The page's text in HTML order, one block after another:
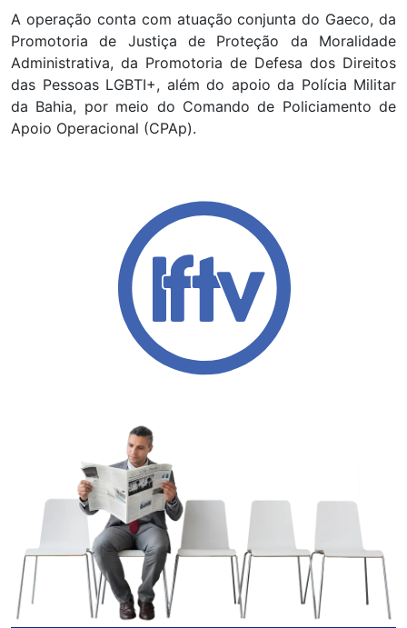
A operação conta com atuação conjunta do Gaeco, da
Promotoria de Justiça de Proteção da Moralidade
Administrativa, da Promotoria de Defesa dos Direitos
das Pessoas LGBTI+, além do apoio da Polícia Militar
da Bahia, por meio do Comando de Policiamento de
Apoio Operacional (CPAp).